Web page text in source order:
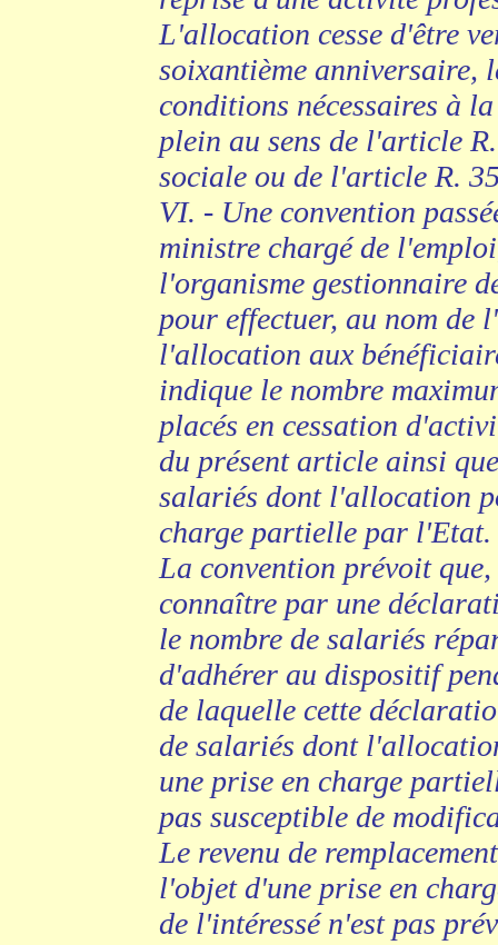
L'allocation cesse d'être
soixantième anniversaire,
conditions nécessaires à
plein au sens de l'article
sociale ou de l'article R.
VI. - Une convention
ministre chargé de
l'organisme gestionnaire
pour effectuer, au nom de
l'allocation aux
indique le nombre
placés en cessation
du présent article ainsi
salariés dont l'allocation
charge partielle par l'Etat.
La convention prévoit
connaître par une
le nombre de salariés
d'adhérer au dispositif
de laquelle cette
de salariés dont
une prise en charge
pas susceptible de
Le revenu de
l'objet d'une prise en
de l'intéressé n'est pas